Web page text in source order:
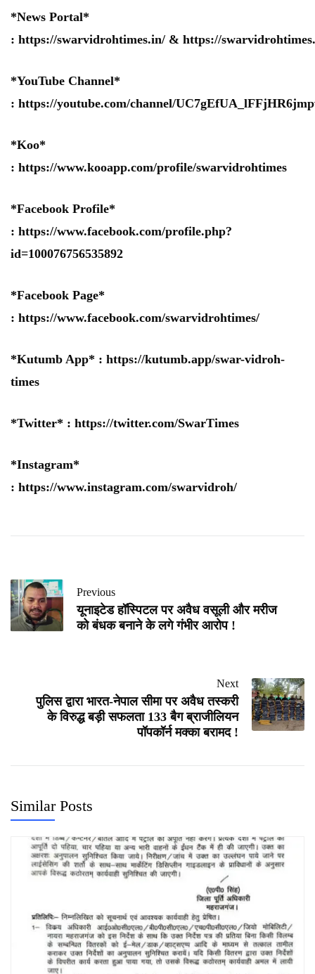
*News Portal*
: https://swarvidrohtimes.in/ & https://
*YouTube Channel*
: https://youtube.com/channel/
*Koo*
: https://www.kooapp.com/profile/swarvidrohtimes
*Facebook Profile*
: https://www.facebook.com/profile.php?
id=100076756535892
*Facebook Page*
: https://www.facebook.com/swarvidrohtimes/
*Kutumb App* : https://kutumb.app/swar-vidroh-
times
*Twitter* : https://twitter.com/SwarTimes
*Instagram*
: https://www.instagram.com/swarvidroh/
Previous
यूनाइटेड हॉस्पिटल पर अवैध वसूली और मरीज
को बंधक बनाने के लगे गंभीर आरोप !
Next
पुलिस द्वारा भारत-नेपाल सीमा पर अवैध तस्करी
के विरुद्ध बड़ी सफलता 133 बैग ब्राजीलियन
पॉपकॉर्न मक्का बरामद !
Similar Posts